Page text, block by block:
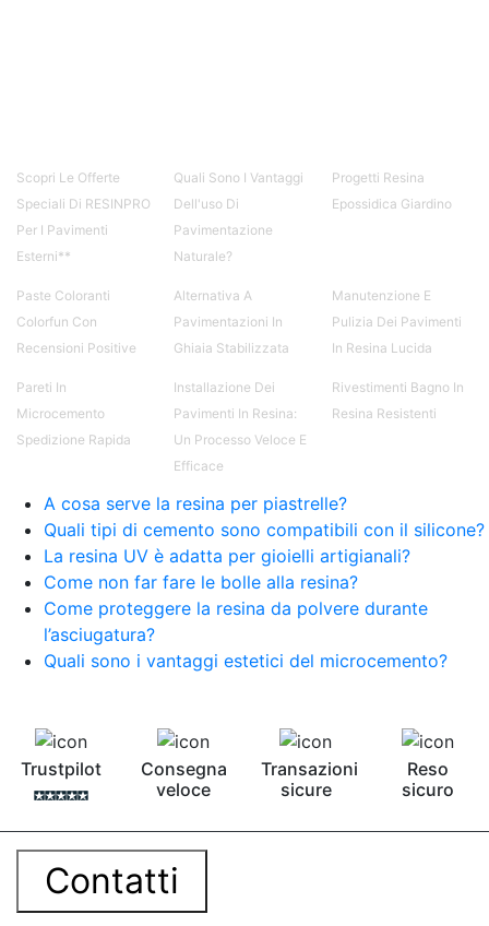
trasparente Pasta bicomponente per metalli
Epossidica bicomponente Bicomponente
epossidico Colle bicomponenti Epossidica
significato Epossidico significato Polietilene telo
Smalto epossidico Colla epossidica legno Colla
bicomponente per plastica Cariche per Epossidici
Cariche Epossidiche Adesivo bicomponente
epossidico Colla bicomponente epossidica
Applicazioni di Epossidici Colle epossidiche
Mastice epossidico Adesivo epossidico
bicomponente Malta epossidica Colla
bicomponente Pavimento epossidico pro e
all articles →
Scopri Le Offerte
Speciali Di RESINPRO
Per I Pavimenti
Esterni**
Quali Sono I Vantaggi
Dell'uso Di
Pavimentazione
Naturale?
Progetti Resina
Epossidica Giardino
Paste Coloranti
Colorfun Con
Recensioni Positive
Alternativa A
Pavimentazioni In
Ghiaia Stabilizzata
Manutenzione E
Pulizia Dei Pavimenti
In Resina Lucida
Pareti In
Microcemento
Spedizione Rapida
Installazione Dei
Pavimenti In Resina:
Un Processo Veloce E
Efficace
Rivestimenti Bagno In
Resina Resistenti
A cosa serve la resina per piastrelle?
Quali tipi di cemento sono compatibili con il silicone?
La resina UV è adatta per gioielli artigianali?
Come non far fare le bolle alla resina?
Come proteggere la resina da polvere durante
l’asciugatura?
Quali sono i vantaggi estetici del microcemento?
Trustpilot
Consegna
veloce
Transazioni
sicure
Reso
sicuro
Contatti